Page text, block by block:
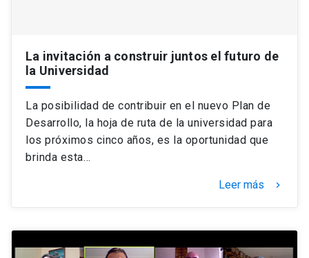
La invitación a construir juntos el futuro de
la Universidad
La posibilidad de contribuir en el nuevo Plan de
Desarrollo, la hoja de ruta de la universidad para
los próximos cinco años, es la oportunidad que
brinda esta…
Leer más keyboard_arrow_right